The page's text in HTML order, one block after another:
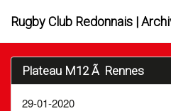
Rugby Club Redonnais |
Plateau M12 Ã Rennes
29-01-2020